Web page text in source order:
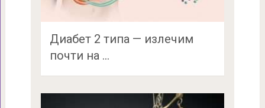
Диабет 2 типа — излечим
почти на …